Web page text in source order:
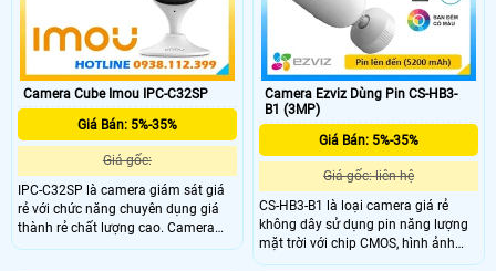
lựa chọn giá rẻ hiệu quả giám sát
an ninh ngoài trời.
Camera Cube Imou IPC-C32SP
Giá Bán: 5%-35%
Giá gốc:
IPC-C32SP là camera giám sát giá
rẻ với chức năng chuyên dụng giá
thành rẻ chất lượng cao. Camera
không dây này đi kèm công nghệ
Camera Ezviz Dùng Pin CS-HB3-
B1 (3MP)
Giá Bán: 5%-35%
Giá gốc: liên hệ
CS-HB3-B1 là loại camera giá rẻ
không dây sử dụng pin năng lượng
mặt trời với chip CMOS, hình ảnh
sinh động và khả năng xem ban